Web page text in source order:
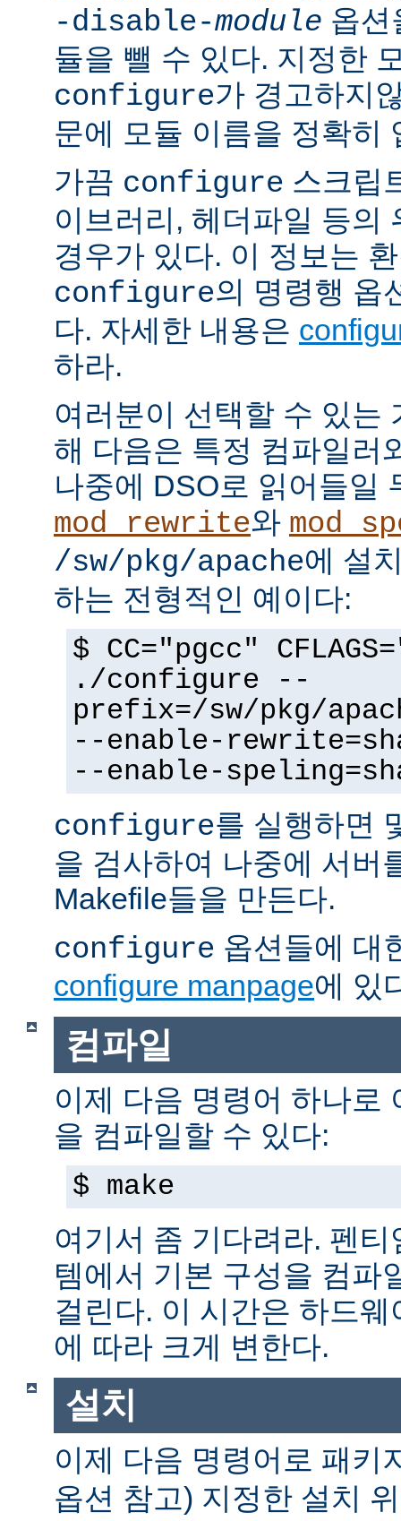
-disable-module 옵션
듈을 뺄 수 있다. 지정한
configure가 경고하지
문에 모듈 이름을 정확히
가끔 configure 스크립
이브러리, 헤더파일 등의
경우가 있다. 이 정보는
configure의 명령행 옵
다. 자세한 내용은
하라.
여러분이 선택할 수 있는
해 다음은 특정 컴파일러
나중에 DSO로 읽어들일
mod_rewrite와
/sw/pkg/apache에 설
하는 전형적인 예이다:
$ CC="pgcc"
./configure --
prefix=/sw/pkg/
--enable-
--enable-
configure를 실행하면
을 검사하여 나중에 서버
Makefile들을 만든다.
configure 옵션들에 대
configure manpage에 있
컴파일
이제 다음 명령어 하나로
을 컴파일할 수 있다:
$ make
여기서 좀 기다려라. 펜
템에서 기본 구성을 컴파
걸린다. 이 시간은 하드
에 따라 크게 변한다.
설치
이제 다음 명령어로 패키
옵션 참고) 지정한 설치